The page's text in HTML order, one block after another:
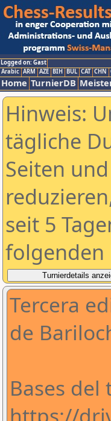
Logged on: Gast
Arabic ARM AZE BIH BUL CAT CHN
Home TurnierDB
Hinweis:
tägliche
Seiten
seit 5
folgenden
Tercera
de
Bases del